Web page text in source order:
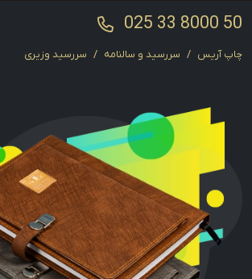
025 33 8000 50
چاپ آریس سررسید و سالنامه سررسید وزیری